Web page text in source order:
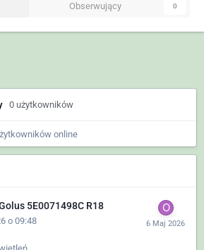
Obserwujący 0
0 użytkowników
online
5E0071498C R18
o 09:48